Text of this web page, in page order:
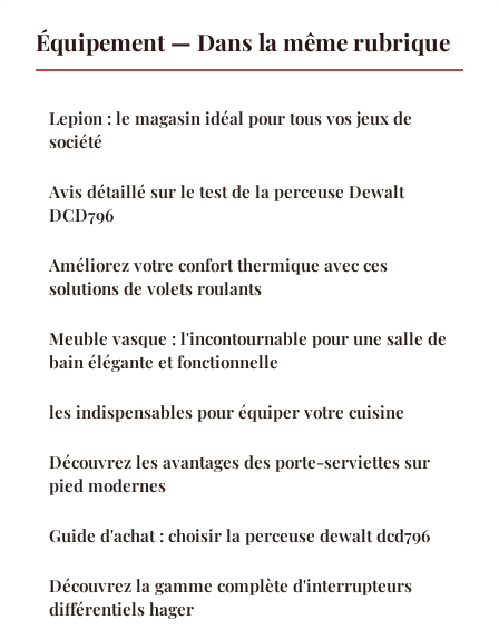
Équipement — Dans la même rubrique
Lepion : le magasin idéal pour tous vos jeux de
société
Avis détaillé sur le test de la perceuse Dewalt
DCD796
Améliorez votre confort thermique avec ces
solutions de volets roulants
Meuble vasque : l'incontournable pour une salle de
bain élégante et fonctionnelle
les indispensables pour équiper votre cuisine
Découvrez les avantages des porte-serviettes sur
pied modernes
Guide d'achat : choisir la perceuse dewalt dcd796
Découvrez la gamme complète d'interrupteurs
différentiels hager